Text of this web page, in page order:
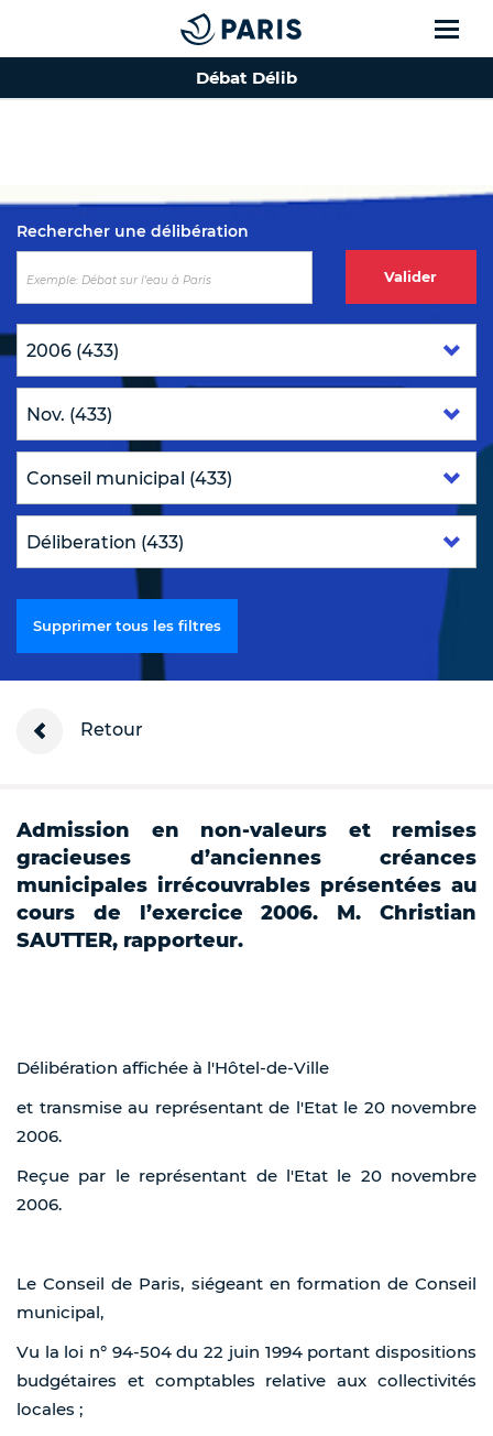
Top of the page
Débat Délib
Rechercher une délibération
Valider
Supprimer tous les filtres
Retour
Admission en non-valeurs et remises
gracieuses d’anciennes créances
municipales irrécouvrables présentées au
cours de l’exercice 2006. M. Christian
SAUTTER, rapporteur.
Délibération affichée à l'Hôtel-de-Ville
et transmise au représentant de l'Etat le 20 novembre
2006.
Reçue par le représentant de l'Etat le 20 novembre
2006.
Le Conseil de Paris, siégeant en formation de Conseil
municipal,
Vu la loi n° 94-504 du 22 juin 1994 portant dispositions
budgétaires et comptables relative aux collectivités
locales ;